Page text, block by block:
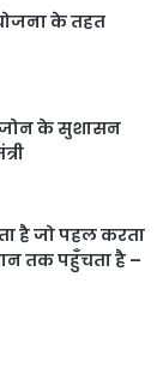
के तहत
जोन के सुशासन
है जो पहल करता
तक पहुँचता है –